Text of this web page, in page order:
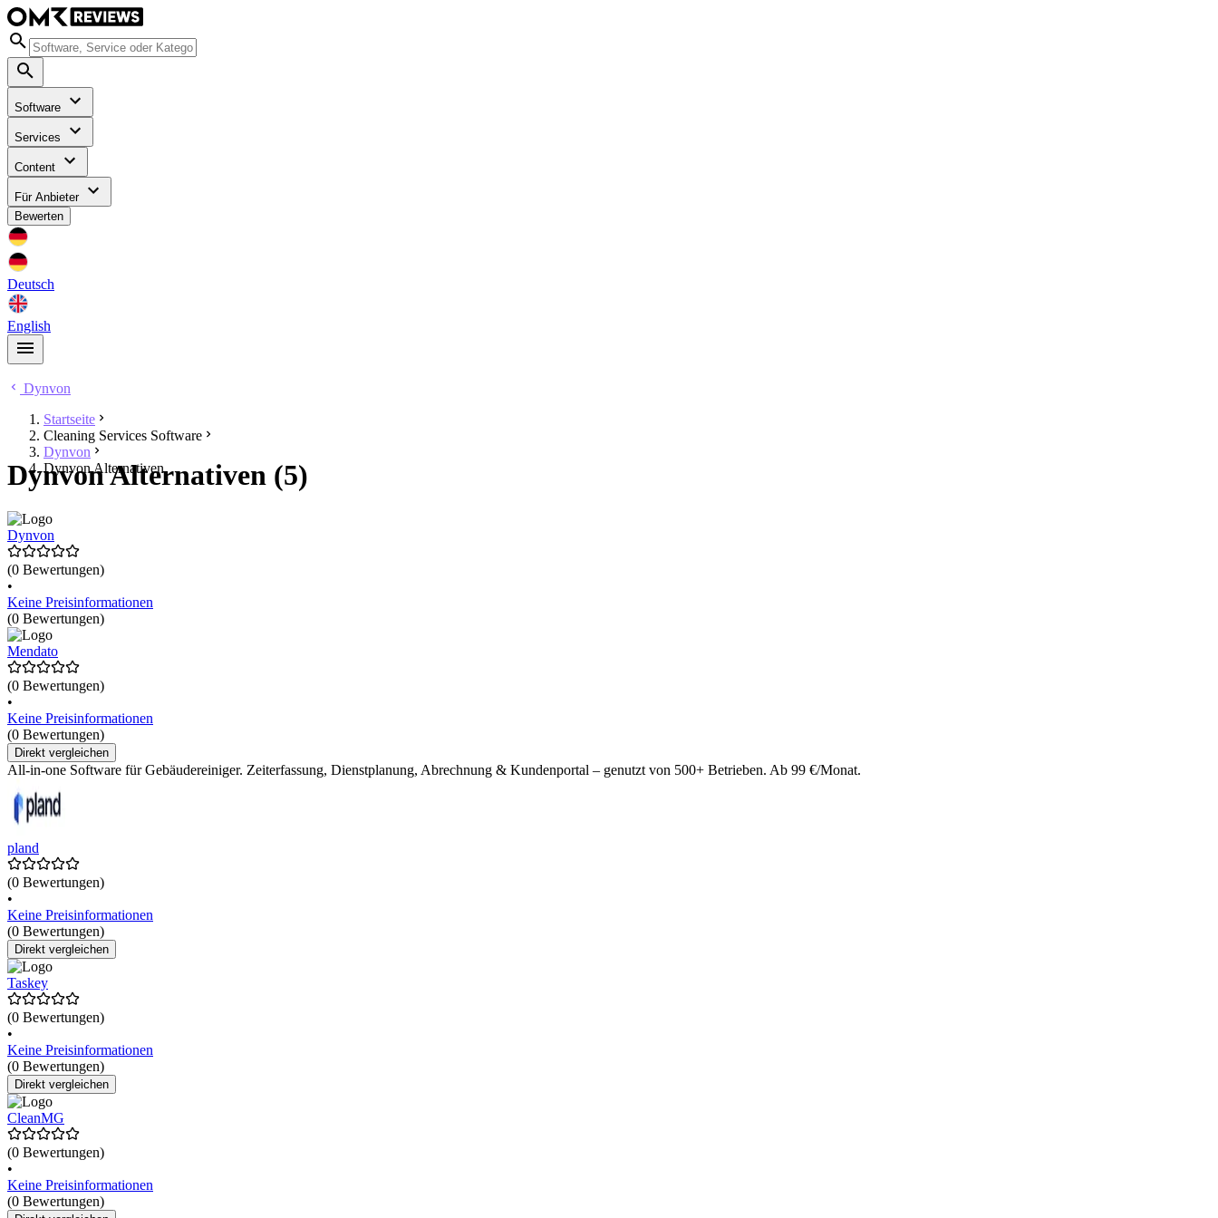
Software
Services
Content
Für Anbieter
Bewerten
Deutsch
English
Dynvon
Startseite
Cleaning Services Software
Dynvon
Dynvon Alternativen
Dynvon Alternativen (5)
Dynvon
(0 Bewertungen)
•
Keine Preisinformationen
(0 Bewertungen)
Mendato
(0 Bewertungen)
•
Keine Preisinformationen
(0 Bewertungen)
Direkt vergleichen
All-in-one Software für Gebäudereiniger. Zeiterfassung, Dienstplanung, Abrechnung & Kundenportal – genutzt von 500+ Betrieben. Ab 99 €/Monat.
pland
(0 Bewertungen)
•
Keine Preisinformationen
(0 Bewertungen)
Direkt vergleichen
Taskey
(0 Bewertungen)
•
Keine Preisinformationen
(0 Bewertungen)
Direkt vergleichen
CleanMG
(0 Bewertungen)
•
Keine Preisinformationen
(0 Bewertungen)